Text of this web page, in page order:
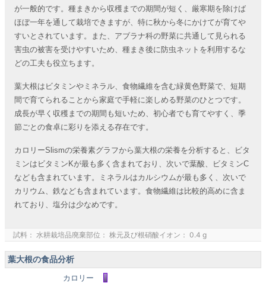
が一般的です。種まきから収穫までの期間が短く、厳寒期を除けば
ほぼ一年を通して栽培できますが、特に秋から冬にかけてが育てや
すいとされています。また、アブラナ科の野菜に共通して見られる
害虫の被害を受けやすいため、種まき後に防虫ネットを利用するな
どの工夫も役立ちます。
葉大根はビタミンやミネラル、食物繊維を含む緑黄色野菜で、短期
間で育てられることから家庭で手軽に楽しめる野菜のひとつです。
成長が早く収穫までの期間も短いため、初心者でも育てやすく、季
節ごとの食卓に彩りを添える存在です。
カロリーSlismの栄養素グラフから葉大根の栄養を分析すると、ビタ
ミンはビタミンKが最も多く含まれており、次いで葉酸、ビタミンC
なども含まれています。ミネラルはカルシウムが最も多く、次いで
カリウム、鉄なども含まれています。食物繊維は比較的高めに含ま
れており、塩分は少なめです。
試料： 水耕栽培品廃棄部位： 株元及び根硝酸イオン： 0.4 g
葉大根の食品分析
カロリー